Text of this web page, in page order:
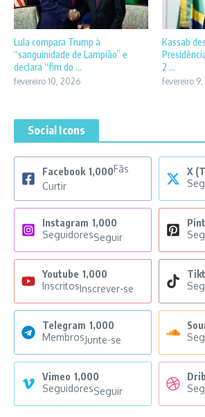
Lula compara Trump à
“sanguinidade de Lampião” e
declara “fim do ...
fevereiro 10, 2026
Kassab
2 ...
fevereiro
Social Icons
Facebook 1,000Fãs
Curtir
X
Instagram 1,000
SeguidoresSeguir
Youtube 1,000
InscritosInscrever-se
Telegram 1,000
MembrosJunte-se
Vimeo 1,000
SeguidoresSeguir